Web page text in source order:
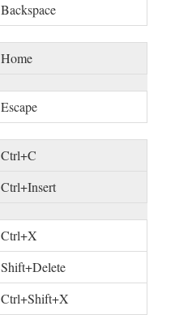
Backspace
Home
Escape
Ctrl+C
Ctrl+Insert
Ctrl+X
Shift+Delete
Ctrl+Shift+X